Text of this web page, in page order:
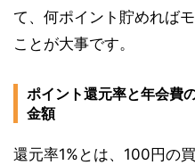
て、何ポイント貯めれば
ことが大事です。
ポイント還元率と年会費
金額
還元率1%とは、100円の